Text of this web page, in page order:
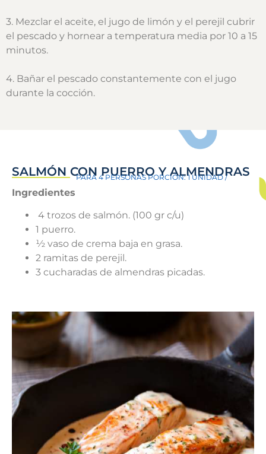
3. Mezclar el aceite, el jugo de limón y el perejil cubrir
el pescado y hornear a temperatura media por 10 a 15
minutos.
4. Bañar el pescado constantemente con el jugo
durante la cocción.
SALMÓN CON PUERRO Y ALMENDRAS
PARA 4 PERSONAS PORCIÓN: 1 UNIDAD /
Ingredientes
4 trozos de salmón. (100 gr c/u)
1 puerro.
½ vaso de crema baja en grasa.
2 ramitas de perejil.
3 cucharadas de almendras picadas.